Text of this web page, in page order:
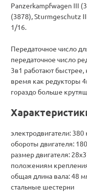
Panzerkampfwagen III
(3878), Sturmgeschutz
1/16.
Передаточное число
передаточное число
3в1 работают
время как редукторы
гораздо больше
электродвигатели: 380
обороты двигателя:
размер двигателя:
положениям
общая длина вала: 48
стальные шестерни